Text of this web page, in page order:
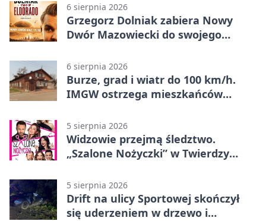
6 sierpnia 2026
Grzegorz Dolniak zabiera Nowy
Dwór Mazowiecki do swojego
6 sierpnia 2026
Burze, grad i wiatr do 100 km/h.
IMGW ostrzega mieszkańców
5 sierpnia 2026
Widzowie przejmą śledztwo.
„Szalone Nożyczki” w Twierdzy
5 sierpnia 2026
Drift na ulicy Sportowej skończył
się uderzeniem w drzewo i